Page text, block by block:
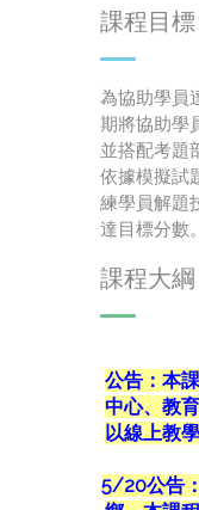
課程目標
為協助學員
期將協助學
並搭配考題
依據模擬試
練學員解題
達目標分數。
課程大綱
公告：本
中心、教
以線上教
5/20公告